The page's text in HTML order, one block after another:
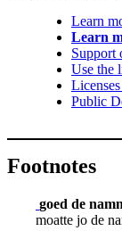
Learn
Learn
Support
Use the
Public
Footnotes
goed de
moatte jo de